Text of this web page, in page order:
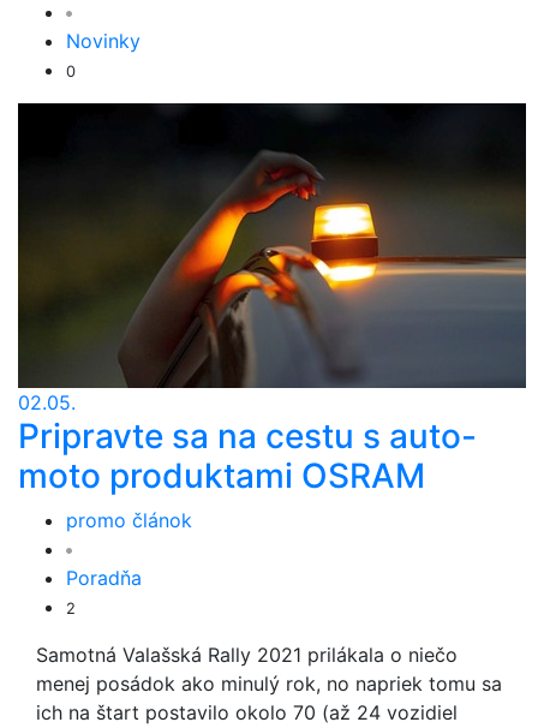
Novinky
0
02.05.
Pripravte sa na cestu s auto-
moto produktami OSRAM
promo článok
Poradňa
2
Samotná Valašská Rally 2021 prilákala o niečo
menej posádok ako minulý rok, no napriek tomu sa
ich na štart postavilo okolo 70 (až 24 vozidiel